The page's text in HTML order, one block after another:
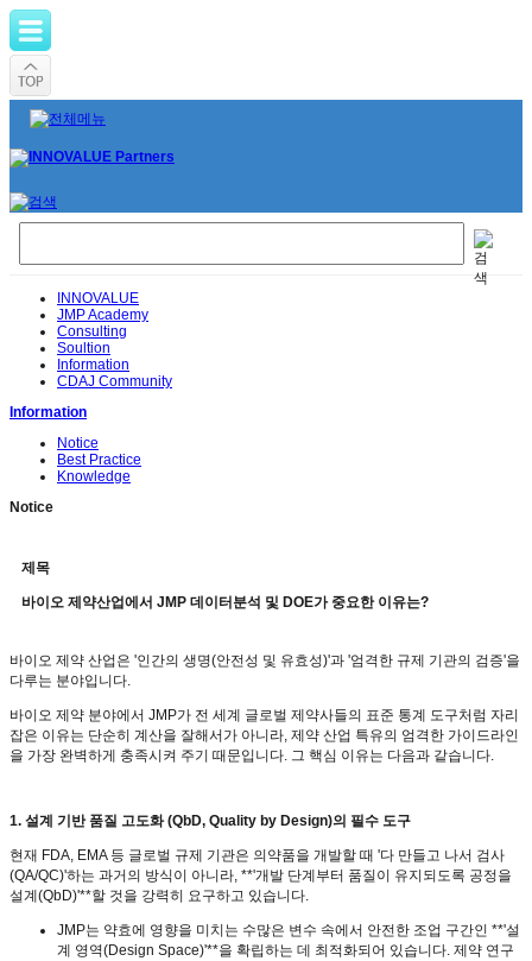
INNOVALUE
JMP Academy
Consulting
Soultion
Information
CDAJ Community
Information
Notice
Best Practice
Knowledge
Notice
제목
바이오 제약산업에서 JMP 데이터분석 및 DOE가 중요한 이유는?
바이오 제약 산업은 '인간의 생명(안전성 및 유효성)'과 '엄격한 규제 기관의 검증'을
다루는 분야입니다.
바이오 제약 분야에서 JMP가 전 세계 글로벌 제약사들의 표준 통계 도구처럼 자리
잡은 이유는 단순히 계산을 잘해서가 아니라, 제약 산업 특유의 엄격한 가이드라인
을 가장 완벽하게 충족시켜 주기 때문입니다. 그 핵심 이유는 다음과 같습니다.
1. 설계 기반 품질 고도화(QbD, Quality by Design)의 필수 도구
현재 FDA, EMA 등 글로벌 규제 기관은 의약품을 개발할 때 '다 만들고 나서 검사
(QA/QC)'하는 과거의 방식이 아니라, **'개발 단계부터 품질이 유지되도록 공정을
설계 (QbD)'**할 것을 강력히 요구하고 있습니다.
JMP는 약효에 영향을 미치는 수많은 변수 속에서 안전한 조업 구간인 **'설
계 영역(Design Space)'**을 확립하는 데 최적화되어 있습니다. 제약 연구